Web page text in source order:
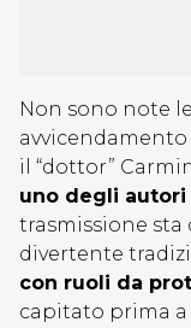
Non sono note
il “dottor”
uno degli
trasmissione
divertente
con ruoli da
capitato prima